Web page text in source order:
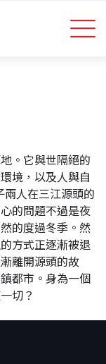
。它與世隔絕的
境，以及人與自
人在三江源頭的
的問題不過是夜
的度過冬季。然
方式正逐漸被退
離開源頭的故
都市。身為一個
切？